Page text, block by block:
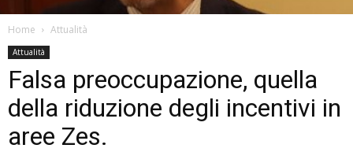
Home Attualità
Attualità
Falsa preoccupazione, quella
della riduzione degli incentivi in
aree Zes.